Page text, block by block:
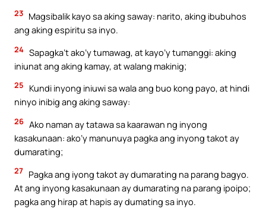
23 Magsibalik kayo sa aking saway: narito, aking ibubuhos
ang aking espiritu sa inyo.
24 Sapagka’t ako’y tumawag, at kayo’y tumanggi: aking
iniunat ang aking kamay, at walang makinig;
25
Kundi inyong iniuwi sa wala ang buo kong payo, at hindi
ninyo inibig ang aking saway:
26 Ako naman ay tatawa sa kaarawan ng inyong
kasakunaan: ako’y manunuya pagka ang inyong takot ay
dumarating;
27 Pagka ang iyong takot ay dumarating na parang bagyo.
At ang inyong kasakunaan ay dumarating na parang ipoipo;
pagka ang hirap at hapis ay dumating sa inyo.